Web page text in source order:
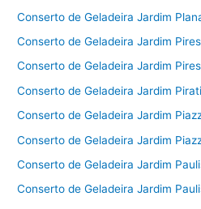
Conserto de Geladeira Jardim
Conserto de Geladeira Jardim
Conserto de Geladeira Jardim
Conserto de Geladeira Jardim
Conserto de Geladeira Jardim
Conserto de Geladeira Jardim
Conserto de Geladeira Jardim
Conserto de Geladeira Jardim